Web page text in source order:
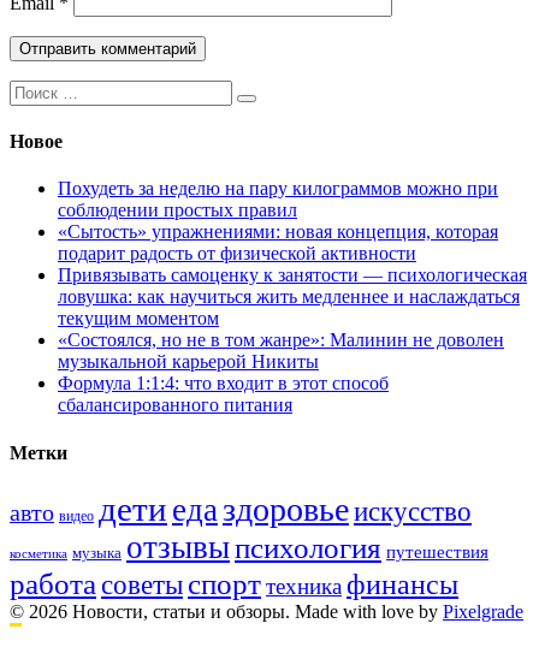
Поиск:
Новое
Похудеть за неделю на пару килограммов можно при
соблюдении простых правил
«Сытость» упражнениями: новая концепция, которая
подарит радость от физической активности
Привязывать самоценку к занятости — психологическая
ловушка: как научиться жить медленнее и наслаждаться
текущим моментом
«Состоялся, но не в том жанре»: Малинин не доволен
музыкальной карьерой Никиты
Формула 1:1:4: что входит в этот способ
сбалансированного питания
Метки
авто видео дети еда здоровьеискусство
косметика музыка отзывыпсихология путешествия
работа советы спорттехникафинансы
© 2026 Новости, статьи и обзоры. Made with love by Pixelgrade